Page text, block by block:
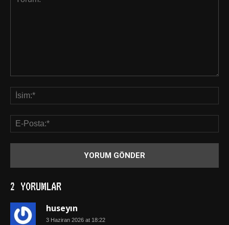
2 YORUMLAR
huseyın
3 Haziran 2026 at 18:22